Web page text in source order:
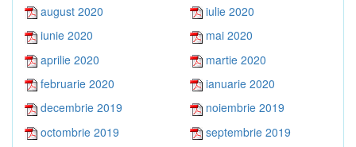
august 2020
iulie 2020
iunie 2020
mai 2020
aprilie 2020
martie 2020
februarie 2020
ianuarie 2020
decembrie 2019
noiembrie 2019
octombrie 2019
septembrie 2019